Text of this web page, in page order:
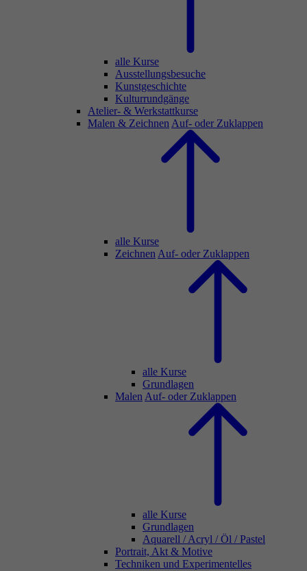
alle Kurse
Ausstellungsbesuche
Kunstgeschichte
Kulturrundgänge
Atelier- & Werkstattkurse
Malen & Zeichnen Auf- oder Zuklappen
alle Kurse
Zeichnen Auf- oder Zuklappen
alle Kurse
Grundlagen
Malen Auf- oder Zuklappen
alle Kurse
Grundlagen
Aquarell / Acryl / Öl / Pastel
Portrait, Akt & Motive
Techniken und Experimentelles